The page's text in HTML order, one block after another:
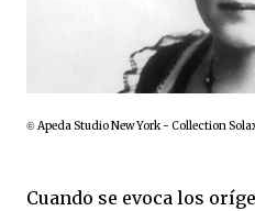
©Apeda Studio New York - Collection
Cuando se evoca los